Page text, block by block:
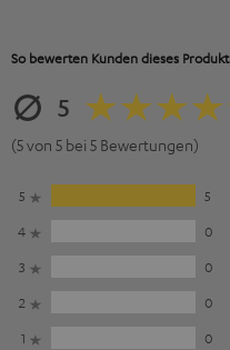
So bewerten Kunden dieses Produkt
5
(5 von 5 bei 5 Bewertungen)
5
5
4
0
3
0
2
0
1
0